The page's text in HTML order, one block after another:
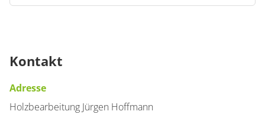
Kontakt
Adresse
Holzbearbeitung Jürgen Hoffmann